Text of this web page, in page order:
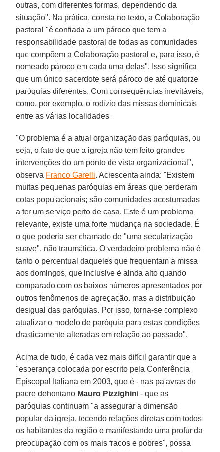
outras, com diferentes formas, dependendo da
situação". Na prática, consta no texto, a Colaboração
pastoral "é confiada a um pároco que tem a
responsabilidade pastoral de todas as comunidades
que compõem a Colaboração pastoral e, para isso, é
nomeado pároco em cada uma delas". Isso significa
que um único sacerdote será pároco de até quatorze
paróquias diferentes. Com consequências inevitáveis,
como, por exemplo, o rodízio das missas dominicais
entre as várias localidades.
"O problema é a atual organização das paróquias, ou
seja, o fato de que a igreja não tem feito grandes
intervenções do um ponto de vista organizacional",
observa Franco Garelli. Acrescenta ainda: "Existem
muitas pequenas paróquias em áreas que perderam
cotas populacionais; são comunidades acostumadas
a ter um serviço perto de casa. Este é um problema
relevante, existe uma forte mudança na sociedade. É
o que poderia ser chamado de "uma secularização
suave", não traumática. O verdadeiro problema não é
tanto o percentual daqueles que frequentam a missa
aos domingos, que inclusive é ainda alto quando
comparado com os baixos números apresentados por
outros fenômenos de agregação, mas a distribuição
desigual das paróquias. Por isso, torna-se complexo
atualizar o modelo de paróquia para estas condições
drasticamente alteradas em relação ao passado".
Acima de tudo, é cada vez mais difícil garantir que a
"esperança colocada por escrito pela Conferência
Episcopal Italiana em 2003, que é - nas palavras do
padre dehoniano Mauro Pizzighini - que as
paróquias continuam "a assegurar a dimensão
popular da igreja, tecendo relações diretas com todos
os habitantes da região e manifestando uma profunda
preocupação com os mais fracos e pobres", possa